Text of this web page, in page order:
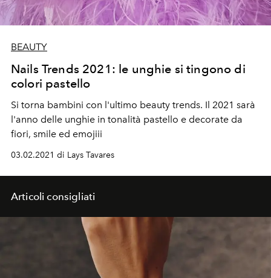
BEAUTY
Nails Trends 2021: le unghie si tingono di
colori pastello
Si torna bambini con l'ultimo beauty trends. Il 2021 sarà
l'anno delle unghie in tonalità pastello e decorate da
fiori, smile ed emojiii
03.02.2021 di Lays Tavares
Articoli consigliati